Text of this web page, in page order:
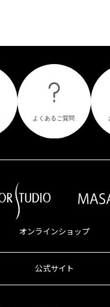
オンラインショップ
公式サイト